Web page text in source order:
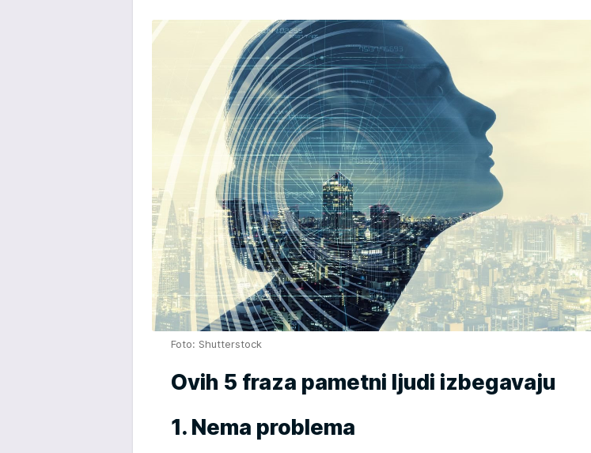
Foto: Shutterstock
Ovih 5 fraza pametni ljudi izbegavaju
1. Nema problema